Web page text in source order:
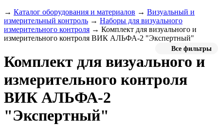
→ Каталог оборудования и материалов → Визуальный и
измерительный контроль → Наборы для визуального
измерительного контроля → Комплект для визуального и
измерительного контроля ВИК АЛЬФА-2 "Экспертный"
Все фильтры
Комплект для визуального и
измерительного контроля
ВИК АЛЬФА-2
"Экспертный"